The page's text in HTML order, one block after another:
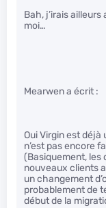
Bah, j’irais
moi…
Mearwen a écrit :
Oui Virgin est déjà
n’est pas encore
(Basiquement, les
nouveaux clients
un changement
probablement de
début de la